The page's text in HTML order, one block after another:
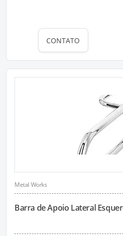
CONTATO
Metal Works
Barra de Apoio Lateral